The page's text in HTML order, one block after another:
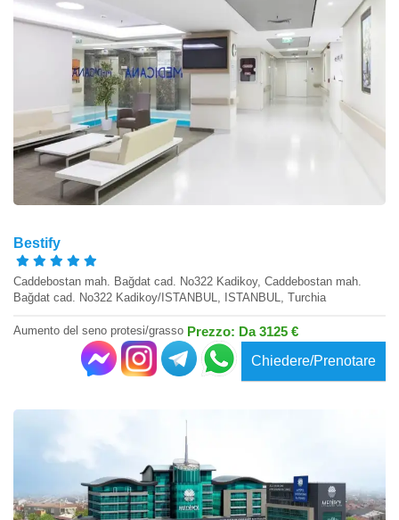
Bestify
Caddebostan mah. Bağdat cad. No322 Kadikoy, Caddebostan mah.
Bağdat cad. No322 Kadikoy/ISTANBUL, ISTANBUL, Turchia
Aumento del seno protesi/grasso Prezzo: Da 3125 €
Chiedere/Prenotare